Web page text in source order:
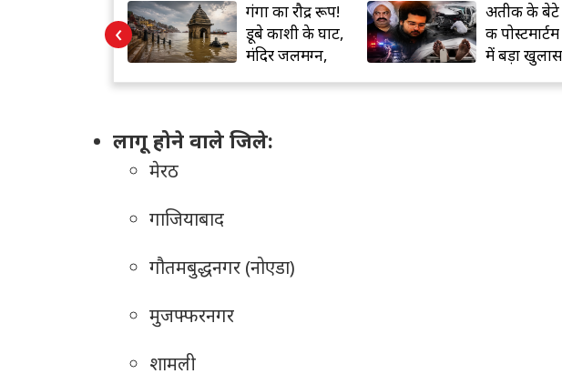
कांग्रेस गठबंधन पर
गंगा का रौद्र रूप!
डूबे काशी के घाट,
मंदिर जलमग्न,
सख्ती बढ़ी
अतीक के बेटे
की पोस्टमार्टम
में बड़ा
चोटें
‹
लागू होने वाले जिले:
मेरठ
गाजियाबाद
गौतमबुद्धनगर (नोएडा)
मुजफ्फरनगर
शामली